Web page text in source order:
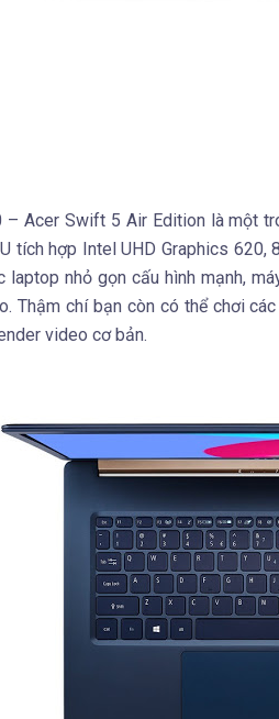
– Acer Swift 5 Air Edition là một
tích hợp Intel UHD Graphics
laptop nhỏ gọn cấu hình mạnh,
Thậm chí bạn còn có thể chơi
video cơ bản.